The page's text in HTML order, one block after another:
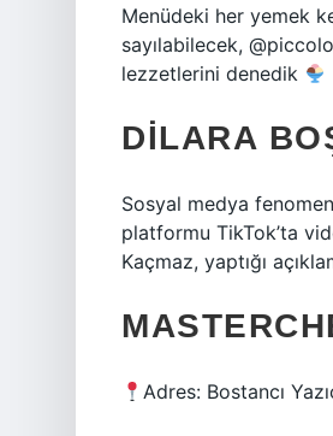
Menüdeki her yemek
sayılabilecek,
lezzetlerini denedik
DILARA
Sosyal medya
platformu TikTok’ta
Kaçmaz, yaptığı
Adres: Bostancı